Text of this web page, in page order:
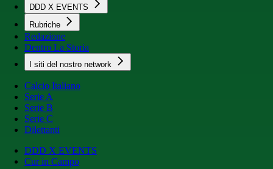
DDD X EVENTS
Rubriche
Redazione
Dentro La Storia
I siti del nostro network
Calcio Italiano
Serie A
Serie B
Serie C
Dilettanti
DDD X EVENTS
Cur in Campo